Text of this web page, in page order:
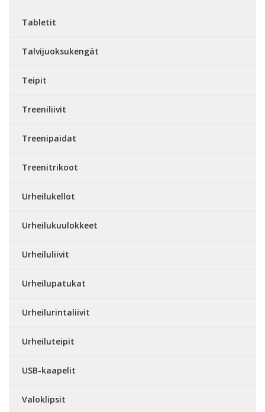
Tabletit
Talvijuoksukengät
Teipit
Treeniliivit
Treenipaidat
Treenitrikoot
Urheilukellot
Urheilukuulokkeet
Urheiluliivit
Urheilupatukat
Urheilurintaliivit
Urheiluteipit
USB-kaapelit
Valoklipsit